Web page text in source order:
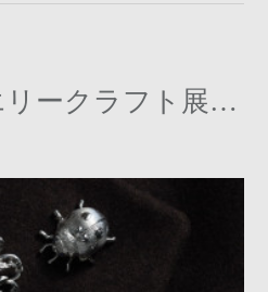
中村裕子ジュエリークラフト展 「ひろこの庭」